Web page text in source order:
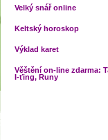
Velký snář online
Keltský horoskop
Výklad karet
Věštění on-line zdarma:
I-ťing, Runy